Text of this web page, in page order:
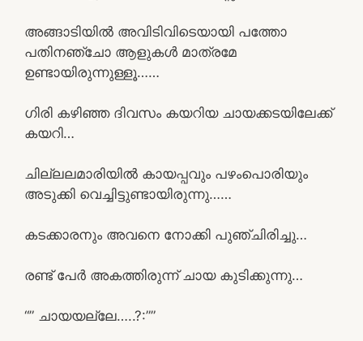
അങ്ങാടിയിൽ അവിടിവിടെയായി പത്തോ
പതിനഞ്ചോ ആളുകൾ മാത്രമേ
ഉണ്ടായിരുന്നുള്ളൂ……
ഗിരി കഴിഞ്ഞ ദിവസം കയറിയ ചായക്കടയിലേക്ക്
കയറി…
ചില്ലലമാരിയിൽ കായപ്പവും പഴംപൊരിയും
അടുക്കി വെച്ചിട്ടുണ്ടായിരുന്നു……
കടക്കാരനും അവനെ നോക്കി പുഞ്ചിരിച്ചു…
രണ്ട് പേർ അകത്തിരുന്ന് ചായ കുടിക്കുന്നു…
“” ചായയല്ലേ…..?:””